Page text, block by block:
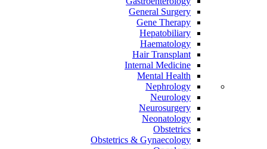
General Surgery
Gene Therapy
Hepatobiliary
Haematology
Hair Transplant
Internal Medicine
Mental Health
Nephrology
Neurology
Neurosurgery
Neonatology
Obstetrics
Obstetrics & Gynaecology